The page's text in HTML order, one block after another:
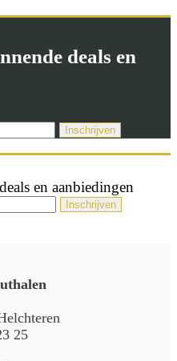
deals en
en aanbiedingen
25